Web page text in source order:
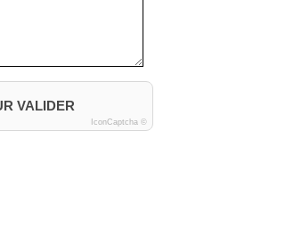
VALIDER
IconCaptcha ©